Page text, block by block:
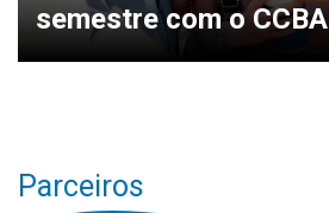
semestre com o CCBA
Parceiros